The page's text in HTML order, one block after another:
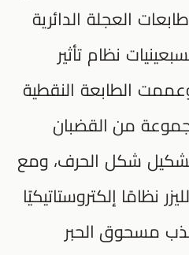
العجلة الدائرية
نظام تأثير
وعممت الطابعة النقطية
من القضبان
تشكيل شكل الحرف، ومع
نظامًا إلكتروستاتيكيًا
مسحوق الحبر